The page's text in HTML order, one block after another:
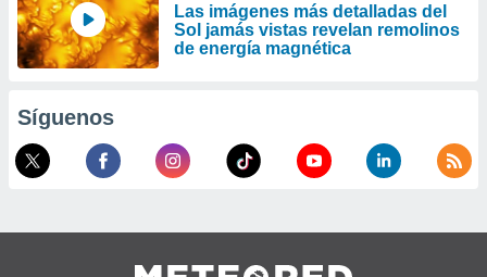
Las imágenes más detalladas del
Sol jamás vistas revelan remolinos
de energía magnética
Síguenos